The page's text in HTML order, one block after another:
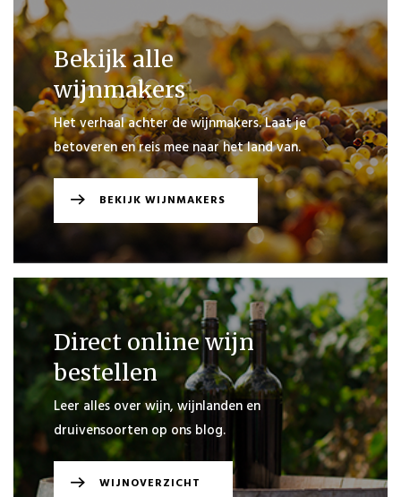
Bekijk alle
wijnmakers
Het verhaal achter de wijnmakers. Laat je
betoveren en reis mee naar het land van.
BEKIJK WIJNMAKERS
Direct online wijn
bestellen
Leer alles over wijn, wijnlanden en
druivensoorten op ons blog.
WIJNOVERZICHT
VERDER
WINKELEN